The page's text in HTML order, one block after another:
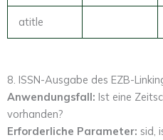
atitle
8. ISSN-Ausgabe des EZB-
Anwendungsfall: Ist eine
vorhanden?
Erforderliche Parameter: sid,